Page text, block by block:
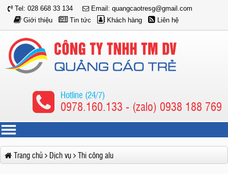
Tel: 028 668 33 134
Email: quangcaotresg@gmail.com
Giới thiệu
Tin tức Khách hàng Liên hệ
Hotline (24/7)
0978.160.133 - (zalo) 0938 188 769
Trang chủ Dịch vụ Thi công alu